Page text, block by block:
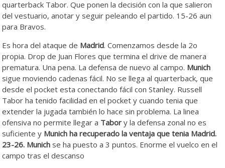
quarterback Tabor. Que ponen la decisión con la que salieron
del vestuario, anotar y seguir peleando el partido. 15-26 aun
para Bravos.
Es hora del ataque de Madrid. Comenzamos desde la 2o
propia. Drop de Juan Flores que termina el drive de manera
prematura. Una pena. La defensa de nuevo al campo. Munich
sigue moviendo cadenas fácil. No se llega al quarterback, que
desde el pocket esta conectando fácil con Stanley. Russell
Tabor ha tenido facilidad en el pocket y cuando tenia que
extender la jugada también lo hace sin problema. La linea
ofensiva no permite llegar a Tabor y la defensa zonal no es
suficiente y Munich ha recuperado la ventaja que tenia Madrid.
23-26. Munich se ha puesto a 3 puntos. Enorme el vuelco en el
campo tras el descanso